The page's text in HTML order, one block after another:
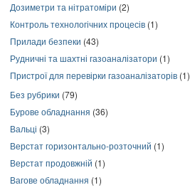
Дозиметри та нітратоміри (2)
Контроль технологічних процесів (1)
Прилади безпеки (43)
Рудничні та шахтні газоаналізатори (1)
Пристрої для перевірки газоаналізаторів (1)
Без рубрики (79)
Бурове обладнання (36)
Вальці (3)
Верстат горизонтально-розточний (1)
Верстат продовжній (1)
Вагове обладнання (1)